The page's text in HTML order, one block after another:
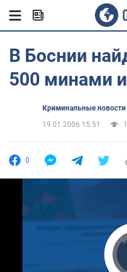
В Боснии
500 минами
Криминальные новости
19.01.2006 15:51
0